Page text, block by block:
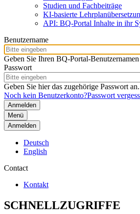
Studien und Fachbeiträge
KI-basierte
API: BQ-Portal Inhalte in ihr
Benutzername
Geben Sie Ihren BQ-Portal-
Passwort
Geben Sie hier das zugehörige Passwort an.
Noch kein Benutzerkonto?Passwort
Menü
Anmelden
Deutsch
English
Contact
Kontakt
SCHNELLZUGRIFFE